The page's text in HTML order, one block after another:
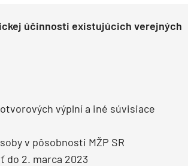
účinnosti existujúcich verejných
výplní a iné súvisiace
v pôsobnosti MŽP SR
do 2. marca 2023